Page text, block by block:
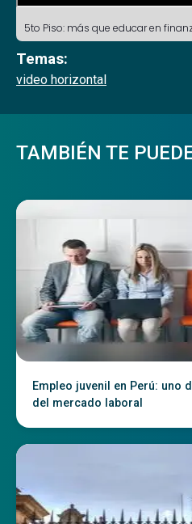
5to Piso: más que educar en
Temas:
video horizontal
TAMBIÉN TE
Empleo juvenil en Perú: uno
del mercado laboral